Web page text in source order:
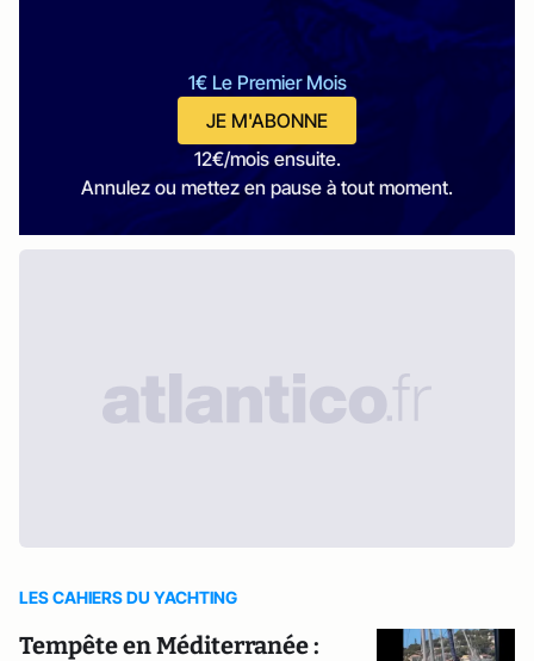
1€ Le Premier Mois
JE M'ABONNE
12€/mois ensuite.
Annulez ou mettez en pause à tout moment.
LES CAHIERS DU YACHTING
Tempête en Méditerranée :